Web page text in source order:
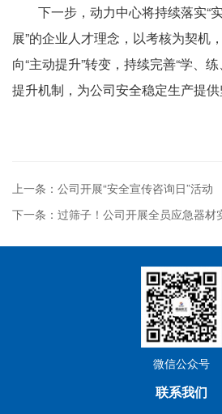
下一步，动力中心将持续落实“
展”的企业人才理念，以考核为契机
向“主动提升”转变，持续完善“学、
提升机制，为公司安全稳定生产提供
上一条：公司开展“安全宣传咨询日”活动
下一条：过筛子！公司开展全员应急器材
微信公众号
联系我们